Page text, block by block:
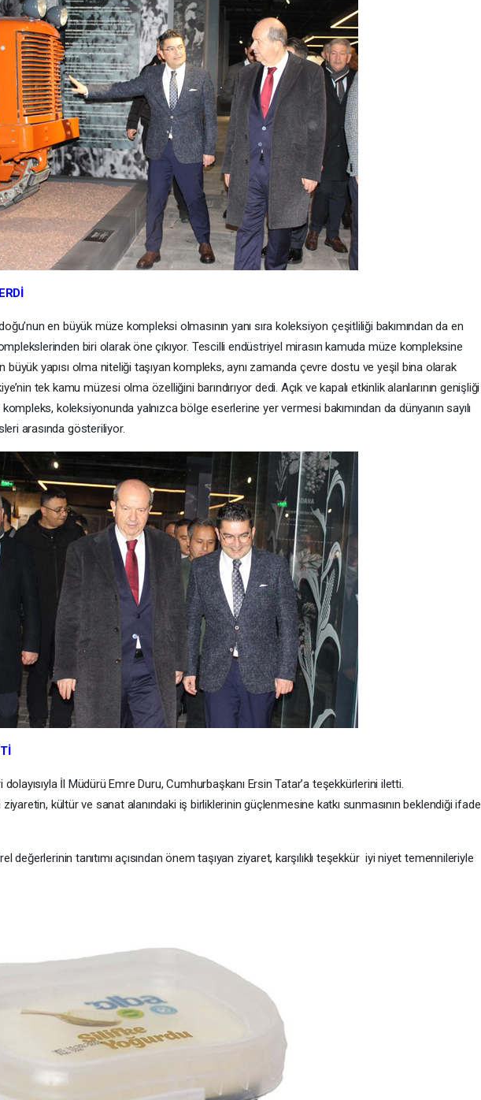
en büyük müze kompleksi olmasının yanı sıra koleksiyon çeşitliliği bakımından da en
biri olarak öne çıkıyor. Tescilli endüstriyel mirasın kamuda müze kompleksine
büyük yapısı olma niteliği taşıyan kompleks, aynı zamanda çevre dostu ve yeşil bina olarak
tek kamu müzesi olma özelliğini barındırıyor dedi. Açık ve kapalı etkinlik alanlarının genişliği
koleksiyonunda yalnızca bölge eserlerine yer vermesi bakımından da dünyanın sayılı
arasında gösteriliyor.
İl Müdürü Emre Duru, Cumhurbaşkanı Ersin Tatar’a teşekkürlerini iletti.
kültür ve sanat alanındaki iş birliklerinin güçlenmesine katkı sunmasının beklendiği ifade
değerlerinin tanıtımı açısından önem taşıyan ziyaret, karşılıklı teşekkür iyi niyet temennileriyle